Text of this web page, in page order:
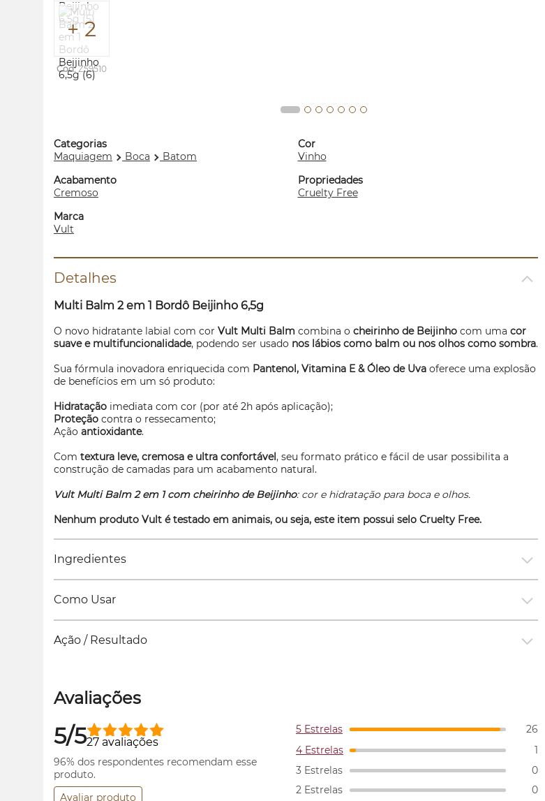
+ 2
Cod:Z59510
Categorias
Maquiagem
Boca Batom
Cor
Vinho
Acabamento
Cremoso
Propriedades
Cruelty Free
Marca
Vult
Detalhes
Multi Balm 2 em 1 Bordô Beijinho 6,5g
O novo hidratante labial com cor Vult Multi Balm combina o cheirinho de Beijinho com uma cor
suave e multifuncionalidade, podendo ser usado nos lábios como balm ou nos olhos como sombra.
Sua fórmula inovadora enriquecida com Pantenol, Vitamina E & Óleo de Uva oferece uma explosão
de benefícios em um só produto:
Hidratação imediata com cor (por até 2h após aplicação);
Proteção contra o ressecamento;
Ação antioxidante.
Com textura leve, cremosa e ultra confortável, seu formato prático e fácil de usar possibilita a
construção de camadas para um acabamento natural.
Vult Multi Balm 2 em 1 com cheirinho de Beijinho: cor e hidratação para boca e olhos.
Nenhum produto Vult é testado em animais, ou seja, este item possui selo Cruelty Free.
Ingredientes
Como Usar
Ação / Resultado
Avaliações
5/527 avaliações
96% dos respondentes recomendam esse
produto.
Avaliar produto
5 Estrelas
26
4 Estrelas
1
3 Estrelas
0
2 Estrelas
0